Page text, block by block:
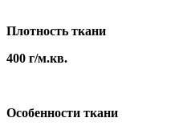
Плотность ткани
400 г/м.кв.
Особенности ткани